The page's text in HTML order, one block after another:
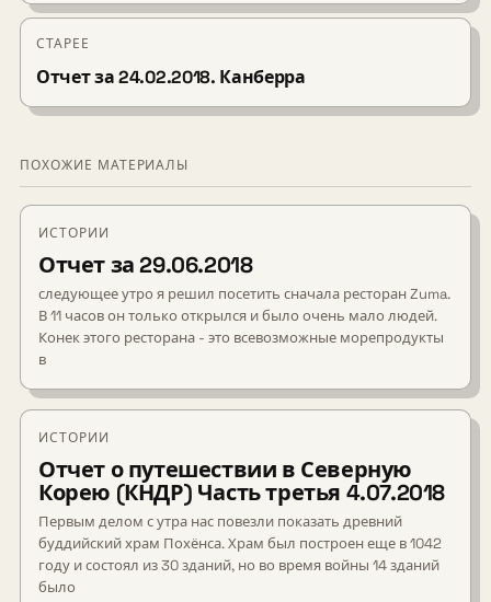
СТАРЕЕ
Отчет за 24.02.2018. Канберра
ПОХОЖИЕ МАТЕРИАЛЫ
ИСТОРИИ
Отчет за 29.06.2018
следующее утро я решил посетить сначала ресторан Zuma.
В 11 часов он только открылся и было очень мало людей.
Конек этого ресторана - это всевозможные морепродукты
в
ИСТОРИИ
Отчет о путешествии в Северную
Корею (КНДР) Часть третья 4.07.2018
Первым делом с утра нас повезли показать древний
буддийский храм Похёнса. Храм был построен еще в 1042
году и состоял из 30 зданий, но во время войны 14 зданий
было